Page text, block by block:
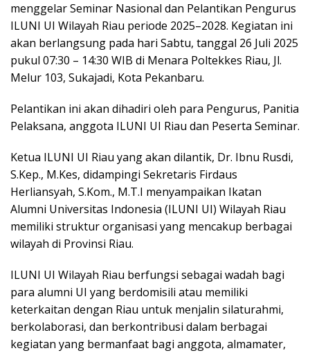
menggelar Seminar Nasional dan Pelantikan Pengurus
ILUNI UI Wilayah Riau periode 2025–2028. Kegiatan ini
akan berlangsung pada hari Sabtu, tanggal 26 Juli 2025
pukul 07:30 – 14:30 WIB di Menara Poltekkes Riau, Jl.
Melur 103, Sukajadi, Kota Pekanbaru.
Pelantikan ini akan dihadiri oleh para Pengurus, Panitia
Pelaksana, anggota ILUNI UI Riau dan Peserta Seminar.
Ketua ILUNI UI Riau yang akan dilantik, Dr. Ibnu Rusdi,
S.Kep., M.Kes, didampingi Sekretaris Firdaus
Herliansyah, S.Kom., M.T.I menyampaikan Ikatan
Alumni Universitas Indonesia (ILUNI UI) Wilayah Riau
memiliki struktur organisasi yang mencakup berbagai
wilayah di Provinsi Riau.
ILUNI UI Wilayah Riau berfungsi sebagai wadah bagi
para alumni UI yang berdomisili atau memiliki
keterkaitan dengan Riau untuk menjalin silaturahmi,
berkolaborasi, dan berkontribusi dalam berbagai
kegiatan yang bermanfaat bagi anggota, almamater,